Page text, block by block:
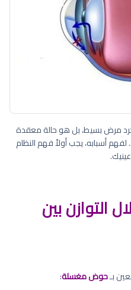
مرض بسيط، بل هو حالة معقدة
لفهم أسبابه، يجب أولاً فهم النظام
التوازن بين
بـحوض مغسلة: